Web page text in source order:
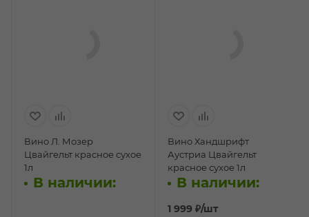
Вино Л. Мозер
Цвайгельт красное сухое
1л
В наличии:
Вино Хандшрифт
Аустриа Цвайгельт
красное сухое 1л
В наличии:
1 999 ₽/шт